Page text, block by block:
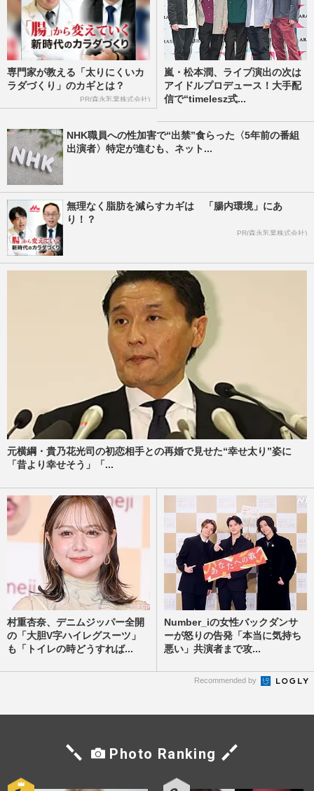
専門家が教える「太りにくいカ
ラダづくり」のカギとは？
PR(森永乳業株式会社)
嵐・松本潤、ライブ演出の次は
アイドルプロデュース！大手配
信で“timelesz式...
NHK職員への性加害で“出禁”食らった〈5年前の番組
出演者〉特定が進むも、ネット...
無理なく脂肪を減らすカギは 「腸内環境」にあ
り！？
PR(森永乳業株式会社)
元横綱・貴乃花光司の初恋相手との再婚で見せた“幸せ太り”姿に
「昔より幸せそう」「...
村重杏奈、デニムジッパー全開
の「大胆V字ハイレグスーツ」
も「トイレの時どうすれば...
Number_iの女性バックダンサ
ーが怒りの告発「本当に気持ち
悪い」共演者まで攻...
Recommended by
Photo Ranking